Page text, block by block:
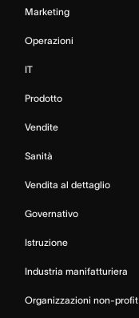
Marketing
Operazioni
IT
Prodotto
Vendite
Sanità
Vendita al dettaglio
Governativo
Istruzione
Industria manifatturiera
Organizzazioni non-profit